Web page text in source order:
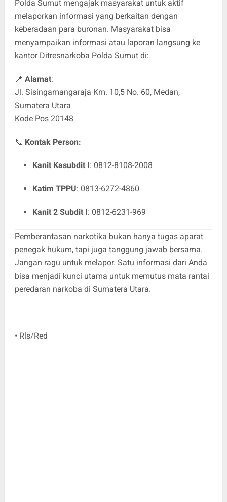
Polda Sumut mengajak masyarakat untuk aktif
melaporkan informasi yang berkaitan dengan
keberadaan para buronan. Masyarakat bisa
menyampaikan informasi atau laporan langsung ke
kantor Ditresnarkoba Polda Sumut di:
📍 Alamat:
Jl. Sisingamangaraja Km. 10,5 No. 60, Medan,
Sumatera Utara
Kode Pos 20148
📞 Kontak Person:
Kanit Kasubdit I: 0812-8108-2008
Katim TPPU: 0813-6272-4860
Kanit 2 Subdit I: 0812-6231-969
Pemberantasan narkotika bukan hanya tugas aparat
penegak hukum, tapi juga tanggung jawab bersama.
Jangan ragu untuk melapor. Satu informasi dari Anda
bisa menjadi kunci utama untuk memutus mata rantai
peredaran narkoba di Sumatera Utara.
• Rls/Red